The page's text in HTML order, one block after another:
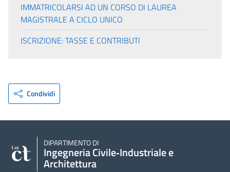
IMMATRICOLARSI AD UN CORSO DI LAUREA
MAGISTRALE A CICLO UNICO
ISCRIZIONE: TASSE E CONTRIBUTI
Condividi
DIPARTIMENTO DI
Ingegneria Civile‑Industriale e
Architettura